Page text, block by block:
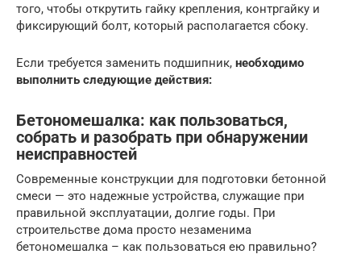
того, чтобы открутить гайку крепления, контргайку и
фиксирующий болт, который располагается сбоку.
Если требуется заменить подшипник, необходимо
выполнить следующие действия:
Бетономешалка: как пользоваться,
собрать и разобрать при обнаружении
неисправностей
Современные конструкции для подготовки бетонной
смеси — это надежные устройства, служащие при
правильной эксплуатации, долгие годы. При
строительстве дома просто незаменима
бетономешалка – как пользоваться ею правильно?